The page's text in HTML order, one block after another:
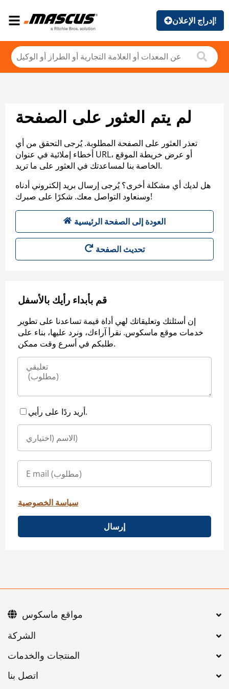
إدراج الإعلان!
لم يتم العثور على الصفحة
تعذر العثور على الصفحة المطلوبة. يُرجى التحقق من أي
أخطاء إملائية في عنوان URL، أو عرض خريطة الموقع
الخاصة بنا لمساعدتك في العثور على ما تريد.
هل لديك أي مشكلة أخرى؟ يُرجى إرسال بريد إلكتروني أدناه
وسنعاود التواصل معك. شكرًا على صبرك!
العودة إلى الصفحة الرئيسية
تحديث الصفحة
قم بأبداء رأيك بالأسفل
إن أسئلتك وتعليقاتك لهي أداة قيمة تساعدنا على تطوير
خدمات موقع ماسكوس. نقرأ آراءك، ونرد عليها، بناء على
طلبكم في أسرع وقت ممكن.
أريد ردًا على رأيي.
سياسة الخصوصية
إرسال
اتصل بنا
مواقع ماسكوس